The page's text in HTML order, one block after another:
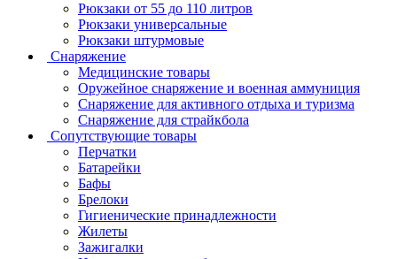
Рюкзаки от 55 до 110 литров
Рюкзаки универсальные
Рюкзаки штурмовые
Снаряжение
Медицинские товары
Оружейное снаряжение и военная аммуниция
Снаряжение для активного отдыха и туризма
Снаряжение для страйкбола
Сопутствующие товары
Перчатки
Батарейки
Бафы
Брелоки
Гигиенические принадлежности
Жилеты
Зажигалки